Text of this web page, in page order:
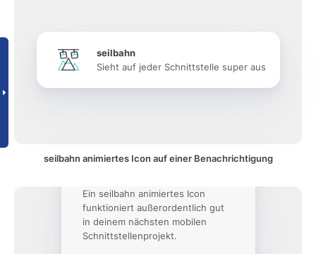
seilbahn
Sieht auf jeder Schnittstelle super aus
seilbahn animiertes Icon auf einer Benachrichtigung
Ein seilbahn animiertes Icon
funktioniert außerordentlich gut
in deinem nächsten mobilen
Schnittstellenprojekt.